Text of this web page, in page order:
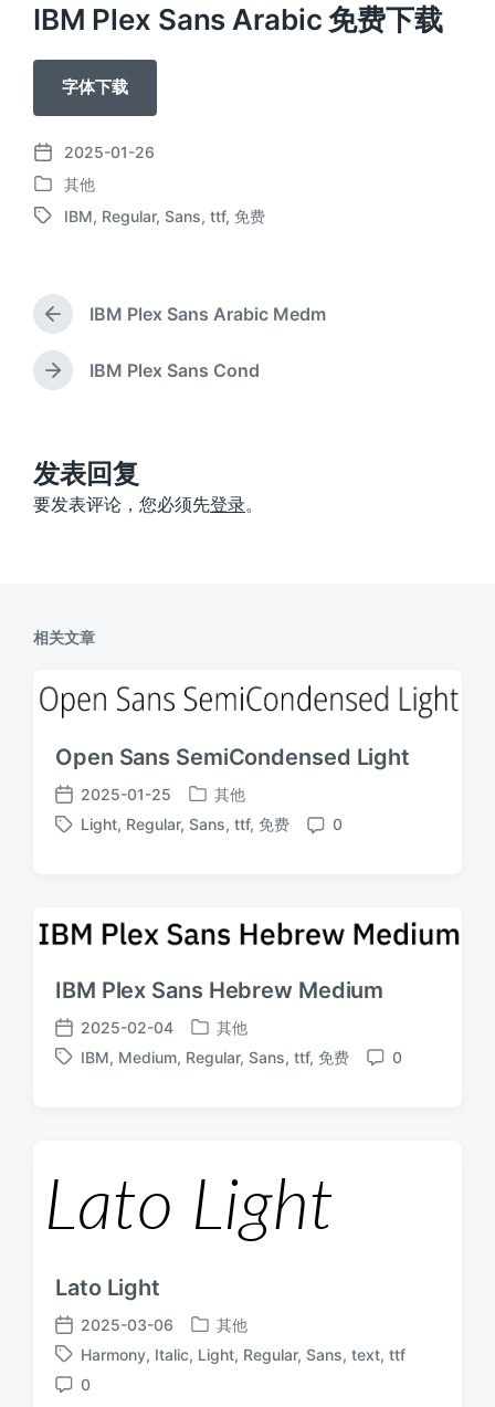
IBM Plex Sans Arabic 免费下载
字体下载
发
布
日
2025-01-26
发
布
其他
标
IBM, Regular, Sans, ttf, 免费
上
篇
文
章
IBM Plex Sans Arabic Medm
下
：
IBM Plex Sans Cond
发表回复
要发表评论，您必须先登录。
相关文章
Open Sans SemiCondensed Light
发
布
2025-01-25
发
布
其他
标
Light, Regular, Sans, ttf, 免费
评
0
IBM Plex Sans Hebrew Medium
发
布
2025-02-04
发
布
其他
标
IBM, Medium, Regular, Sans, ttf, 免费
评
0
Lato Light
发
布
日
2025-03-06
发
布
其他
标
签
Harmony, Italic, Light, Regular, Sans, text, ttf
评
0